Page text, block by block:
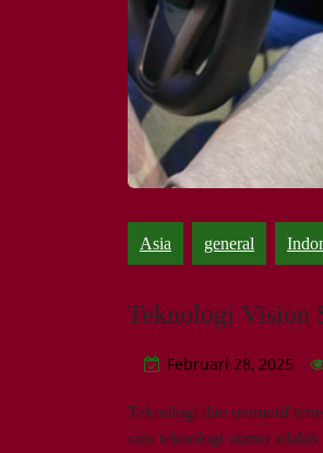
Asia general
Teknologi Vision
Februari 28, 2025
Teknologi dan otomotif
satu teknologi utama